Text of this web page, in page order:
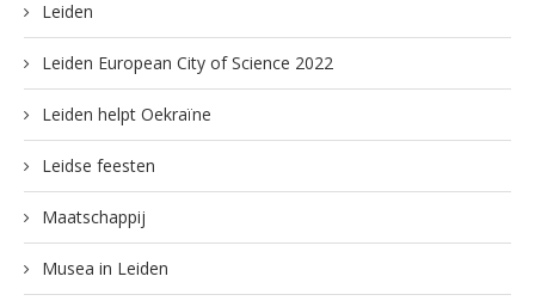
Leiden
Leiden European City of Science 2022
Leiden helpt Oekraïne
Leidse feesten
Maatschappij
Musea in Leiden